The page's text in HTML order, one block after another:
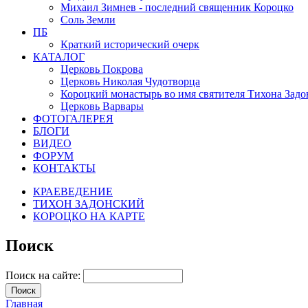
Михаил Зимнев - последний священник Короцко
Соль Земли
ПБ
Краткий исторический очерк
КАТАЛОГ
Церковь Покрова
Церковь Николая Чудотворца
Короцкий монастырь во имя святителя Тихона
Церковь Варвары
ФОТОГАЛЕРЕЯ
БЛОГИ
ВИДЕО
ФОРУМ
КОНТАКТЫ
КРАЕВЕДЕНИЕ
ТИХОН ЗАДОНСКИЙ
КОРОЦКО НА КАРТЕ
Поиск
Поиск на сайте:
Главная